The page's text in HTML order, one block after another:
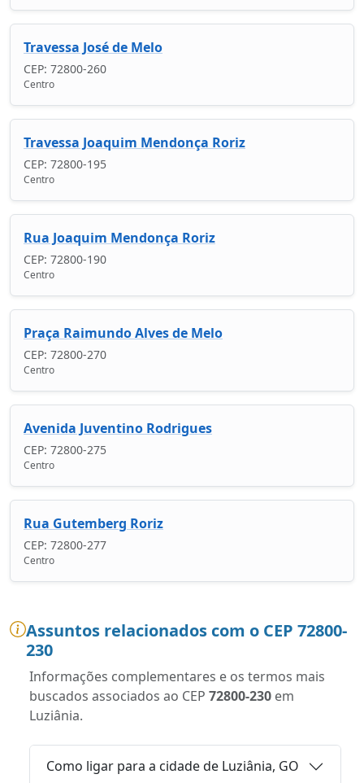
Travessa José de Melo
CEP: 72800-260
Centro
Travessa Joaquim Mendonça Roriz
CEP: 72800-195
Centro
Rua Joaquim Mendonça Roriz
CEP: 72800-190
Centro
Praça Raimundo Alves de Melo
CEP: 72800-270
Centro
Avenida Juventino Rodrigues
CEP: 72800-275
Centro
Rua Gutemberg Roriz
CEP: 72800-277
Centro
Assuntos relacionados com o CEP 72800-
230
Informações complementares e os termos mais
buscados associados ao CEP 72800-230 em
Luziânia.
Como ligar para a cidade de Luziânia, GO